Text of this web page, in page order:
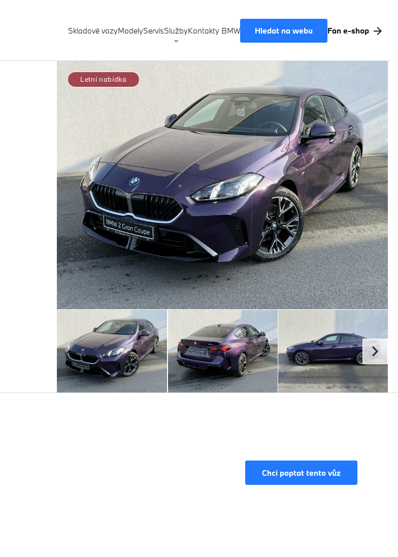
Skladové vozyModelyServisSlužby
Výkup vozů
BMW Premium Selection
Testovací jízda
Finanční služby
Pojištění
M Performance
Kontakty BMW Hledat na webu Fan e-shop
Letní nabídka
Chci poptat tento vůz